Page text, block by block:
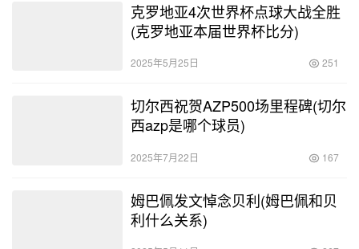
克罗地亚4次世界杯点球大战全胜
(克罗地亚本届世界杯比分)
2025年5月25日 251
切尔西祝贺AZP500场里程碑(切尔
西azp是哪个球员)
2025年7月22日 167
姆巴佩发文悼念贝利(姆巴佩和贝
利什么关系)